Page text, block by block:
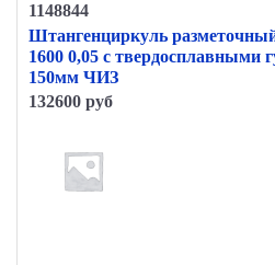
1148844
Штангенциркуль
1600 0,05 с твердосплавными
150мм ЧИЗ
132600 руб